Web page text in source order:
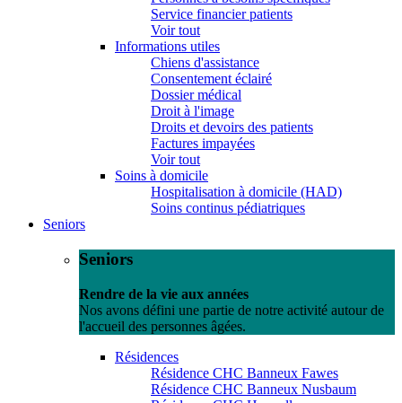
Service financier patients
Voir tout
Informations utiles
Chiens d'assistance
Consentement éclairé
Dossier médical
Droit à l'image
Droits et devoirs des patients
Factures impayées
Voir tout
Soins à domicile
Hospitalisation à domicile (HAD)
Soins continus pédiatriques
Seniors
Seniors
Rendre de la vie aux années
Nos avons défini une partie de notre activité autour de
l'accueil des personnes âgées.
Résidences
Résidence CHC Banneux Fawes
Résidence CHC Banneux Nusbaum